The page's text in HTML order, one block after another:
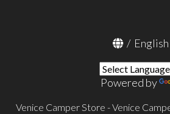
/ English
Powered by
Venice Camper Store - Venice